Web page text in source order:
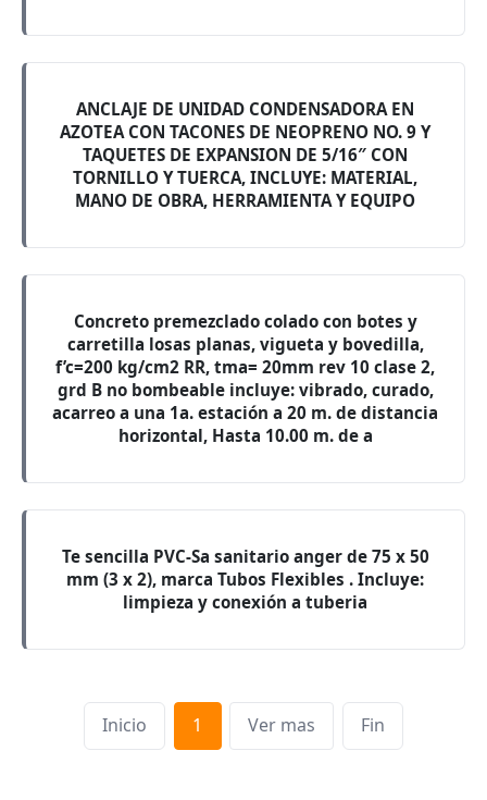
ANCLAJE DE UNIDAD CONDENSADORA EN
AZOTEA CON TACONES DE NEOPRENO NO. 9 Y
TAQUETES DE EXPANSION DE 5/16″ CON
TORNILLO Y TUERCA, INCLUYE: MATERIAL,
MANO DE OBRA, HERRAMIENTA Y EQUIPO
Concreto premezclado colado con botes y
carretilla losas planas, vigueta y bovedilla,
f’c=200 kg/cm2 RR, tma= 20mm rev 10 clase 2,
grd B no bombeable incluye: vibrado, curado,
acarreo a una 1a. estación a 20 m. de distancia
horizontal, Hasta 10.00 m. de a
Te sencilla PVC-Sa sanitario anger de 75 x 50
mm (3 x 2), marca Tubos Flexibles . Incluye:
limpieza y conexión a tuberia
Inicio 1 Ver mas Fin